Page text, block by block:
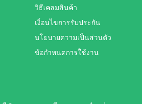
วิธีเคลมสินค้า
เงื่อนไขการรับประกัน
นโยบายความเป็นส่วนตัว
ข้อกำหนดการใช้งาน